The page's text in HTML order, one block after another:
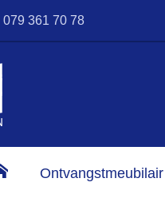
079 361 70 78
Ontvangstmeubilair